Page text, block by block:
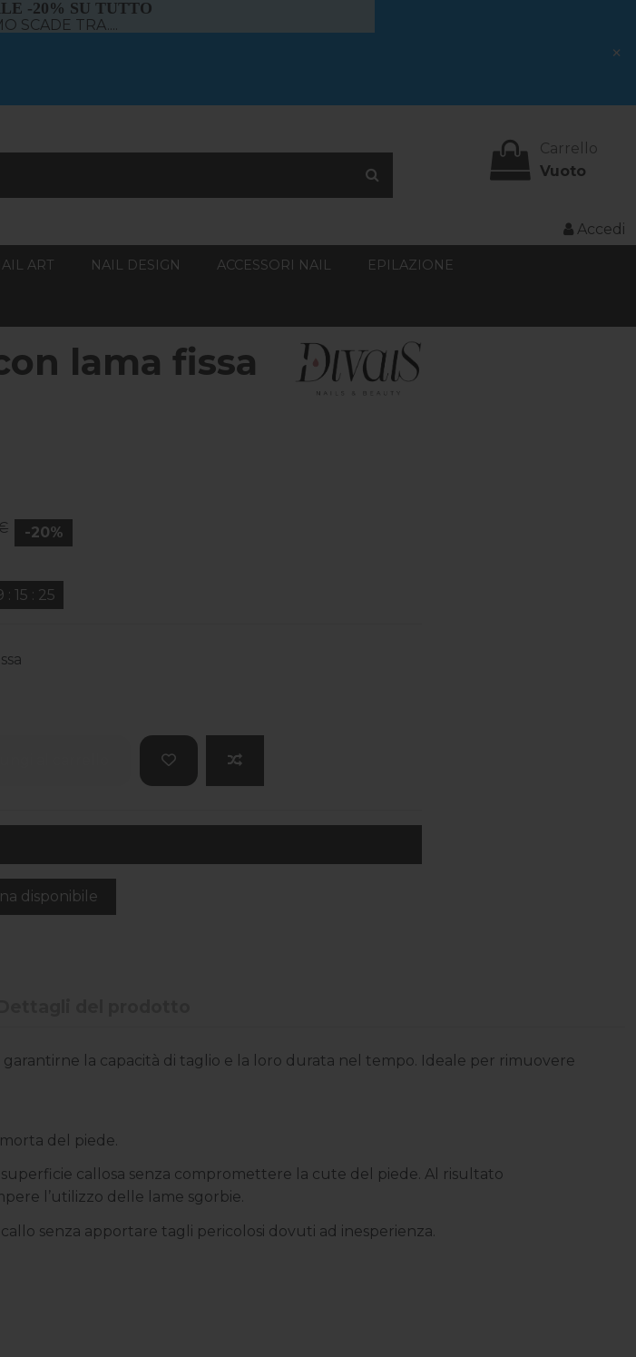
-20% SU TUTTO
SCADE TRA....
×
Carrello
Vuoto
Accedi
ART NAIL DESIGN ACCESSORI NAIL EPILAZIONE
lama fissa
-20%
: 15 : 24
garantirne la capacità di taglio e la loro durata nel tempo. Ideale per rimuovere
del piede.
callosa senza compromettere la cute del piede. Al risultato
l’utilizzo delle lame sgorbie.
senza apportare tagli pericolosi dovuti ad inesperienza.